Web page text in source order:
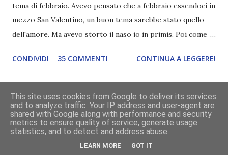
tema di febbraio. Avevo pensato che a febbraio essendoci in
mezzo San Valentino, un buon tema sarebbe stato quello
dell'amore. Ma avevo storto il naso io in primis. Poi come
più difficili e fare decidere a voi lettori tra storie d'amore
visto che decido sempre di testa mia, due giorni prima della
fine di gennaio, ho pensato ad un tema interessante. Potevo
farlo benissimo il prossimo mese, però visto che avrei
fatto decidere a uno di voi, il mese di febbraio era perfetto.
Dunque qual è questo tema, vi starete chiedendo. Il tema di
CONDIVIDI 35 COMMENTI CONTINUA A LEGGERE!
This site uses cookies from Google to deliver its services
and to analyze traffic. Your IP address and user-agent are
shared with Google along with performance and security
metrics to ensure quality of service, generate usage
statistics, and to detect and address abuse.
LEARN MORE GOT IT